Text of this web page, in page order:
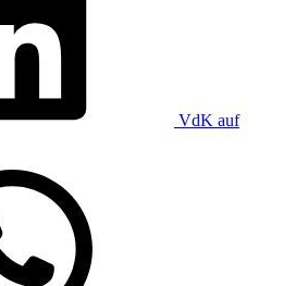
VdK auf